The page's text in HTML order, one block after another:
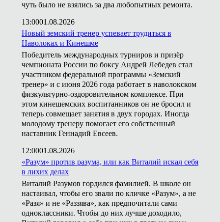
чуть было не взялись за два любопытных ремонта.
13:0001.08.2026
Новый земский тренер успевает трудиться в
Наволоках и Кинешме
Победитель международных турниров и призёр
чемпионата России по боксу Андрей Лебедев стал
участником федеральной программы «Земский
тренер» и с июня 2026 года работает в наволокском
физкультурно-оздоровительном комплексе. При
этом кинешемских воспитанников он не бросил и
теперь совмещает занятия в двух городах. Иногда
молодому тренеру помогает его собственный
наставник Геннадий Евсеев.
12:0001.08.2026
«Разум» против разума, или как Виталий искал себя
в лихих делах
Виталий Разумов гордился фамилией. В школе он
настаивал, чтобы его звали по кличке «Разум», а не
«Разя» и не «Раззява», как предпочитали сами
одноклассники. Чтобы до них лучше доходило,